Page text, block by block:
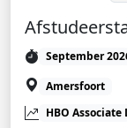
September
Amersfoort
HBO Associate